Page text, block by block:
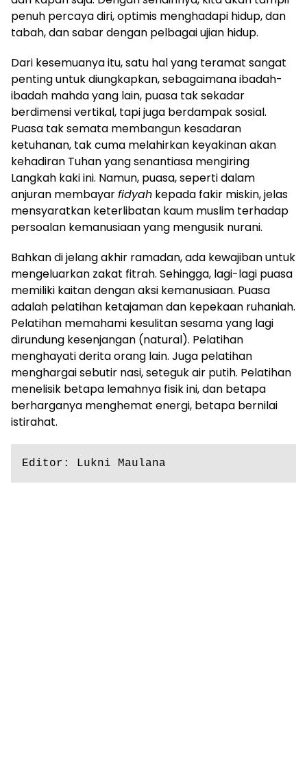
penuh percaya diri, optimis menghadapi hidup, dan
tabah, dan sabar dengan pelbagai ujian hidup.
Dari kesemuanya itu, satu hal yang teramat sangat
penting untuk diungkapkan, sebagaimana ibadah-
ibadah mahda yang lain, puasa tak sekadar
berdimensi vertikal, tapi juga berdampak sosial.
Puasa tak semata membangun kesadaran
ketuhanan, tak cuma melahirkan keyakinan akan
kehadiran Tuhan yang senantiasa mengiring
Langkah kaki ini. Namun, puasa, seperti dalam
anjuran membayarfidyah kepada fakir miskin, jelas
mensyaratkan keterlibatan kaum muslim terhadap
persoalan kemanusiaan yang mengusik nurani.
Bahkan di jelang akhir ramadan, ada kewajiban untuk
mengeluarkan zakat fitrah. Sehingga, lagi-lagi puasa
memiliki kaitan dengan aksi kemanusiaan. Puasa
adalah pelatihan ketajaman dan kepekaan ruhaniah.
Pelatihan memahami kesulitan sesama yang lagi
dirundung kesenjangan (natural). Pelatihan
menghayati derita orang lain. Juga pelatihan
menghargai sebutir nasi, seteguk air putih. Pelatihan
menelisik betapa lemahnya fisik ini, dan betapa
berharganya menghemat energi, betapa bernilai
istirahat.
Editor: Lukni Maulana